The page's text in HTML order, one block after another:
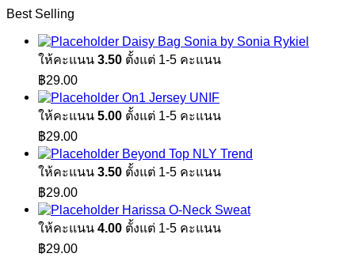
Best Selling
Daisy Bag Sonia by Sonia Rykiel
ให้คะแนน 3.50 ตั้งแต่ 1-5 คะแนน
฿29.00
On1 Jersey UNIF
ให้คะแนน 5.00 ตั้งแต่ 1-5 คะแนน
฿29.00
Beyond Top NLY Trend
ให้คะแนน 3.50 ตั้งแต่ 1-5 คะแนน
฿29.00
Harissa O-Neck Sweat
ให้คะแนน 4.00 ตั้งแต่ 1-5 คะแนน
฿29.00